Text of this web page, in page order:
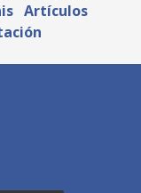
Artículos